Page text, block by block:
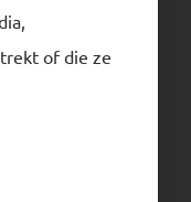
of die ze